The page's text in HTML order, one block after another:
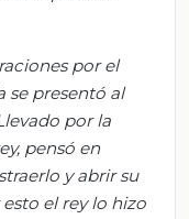
por el
se presentó al
por la
pensó en
y abrir su
el rey lo hizo